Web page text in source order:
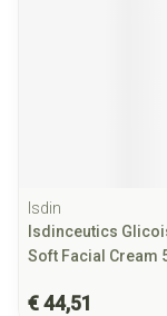
Isdin
Isdinceutics
Soft Facial Cream
€ 44,51